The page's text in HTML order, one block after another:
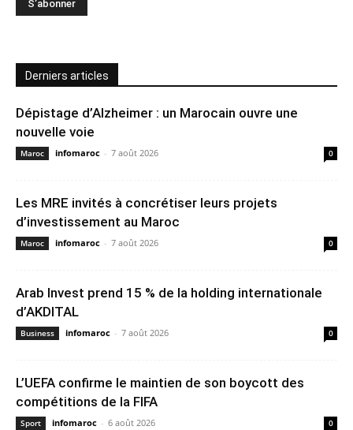
Derniers articles
Dépistage d’Alzheimer : un Marocain ouvre une
nouvelle voie
Maroc infomaroc - 7 août 2026 0
Les MRE invités à concrétiser leurs projets
d’investissement au Maroc
Maroc infomaroc - 7 août 2026 0
Arab Invest prend 15 % de la holding internationale
d’AKDITAL
Business infomaroc - 7 août 2026 0
L’UEFA confirme le maintien de son boycott des
compétitions de la FIFA
Sport infomaroc - 6 août 2026 0